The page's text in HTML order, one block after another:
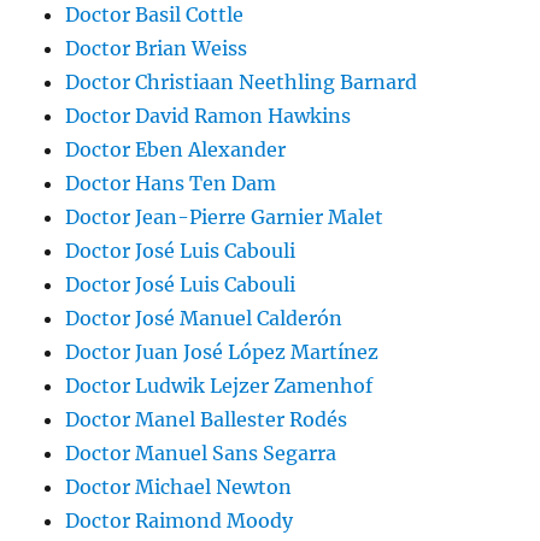
Doctor Basil Cottle
Doctor Brian Weiss
Doctor Christiaan Neethling Barnard
Doctor David Ramon Hawkins
Doctor Eben Alexander
Doctor Hans Ten Dam
Doctor Jean-Pierre Garnier Malet
Doctor José Luis Cabouli
Doctor José Luis Cabouli
Doctor José Manuel Calderón
Doctor Juan José López Martínez
Doctor Ludwik Lejzer Zamenhof
Doctor Manel Ballester Rodés
Doctor Manuel Sans Segarra
Doctor Michael Newton
Doctor Raimond Moody